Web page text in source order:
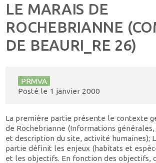
LE MARAIS DE
ROCHEBRIANNE
DE BEAURI_RE 26)
PRMVA
Posté le 1 janvier 2000
La première partie présente le contexte
de Rochebrianne (Informations
et description du site, activité humaines);
partie définit les enjeux (habitats et
et les objectifs. En fonction des objectifs,